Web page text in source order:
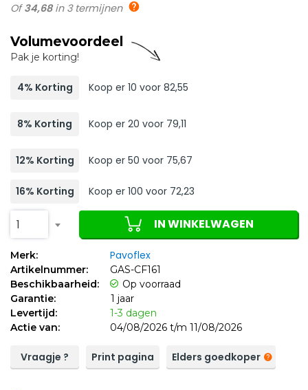
Of34,68in 3 termijnen
Volumevoordeel
Pak je korting!
4% Korting Koop er 10 voor 82,55
8% Korting Koop er 20 voor 79,11
12% Korting Koop er 50 voor 75,67
16% Korting Koop er 100 voor 72,23
1 IN WINKELWAGEN
Merk: Pavoflex
Artikelnummer:
GAS-CF161
Beschikbaarheid:
Op voorraad
Garantie:
1 jaar
Levertijd:
1-3 dagen
Actie van:
04/08/2026 t/m 11/08/2026
Vraagje ? Print pagina Elders goedkoper